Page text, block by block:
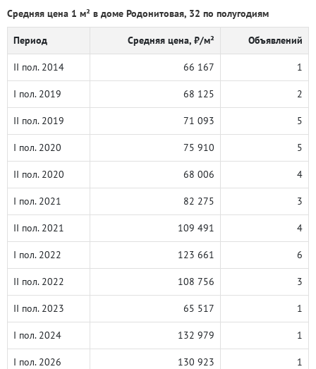
Средняя цена 1 м² в доме Родонитовая, 32 по полугодиям
Период Средняя цена, ₽/м² Объявлений
II пол. 2014 66 167 1
I пол. 2019 68 125 2
II пол. 2019 71 093 5
I пол. 2020 75 910 5
II пол. 2020 68 006 4
I пол. 2021 82 275 3
II пол. 2021 109 491 4
I пол. 2022 123 661 6
II пол. 2022 108 756 3
II пол. 2023 65 517 1
I пол. 2024 132 979 1
I пол. 2026 130 923 1